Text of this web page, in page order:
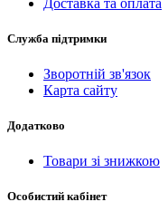
Служба підтримки
Зворотній зв'язок
Карта сайту
Додатково
Товари зі знижкою
Особистий кабінет